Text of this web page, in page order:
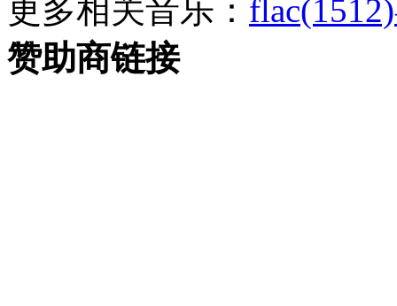
更多相关音乐： flac(1512)
赞助商链接